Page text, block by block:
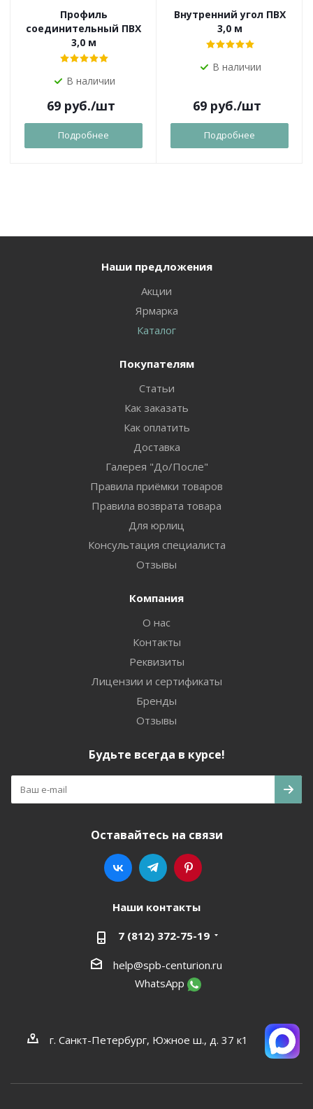
Профиль
соединительный ПВХ
3,0 м
В наличии
69 руб./шт
Подробнее
Внутренний угол ПВХ
3,0 м
В наличии
69 руб./шт
Подробнее
Наши предложения
Акции
Ярмарка
Каталог
Покупателям
Статьи
Как заказать
Как оплатить
Доставка
Галерея "До/После"
Правила приёмки товаров
Правила возврата товара
Для юрлиц
Консультация специалиста
Отзывы
Компания
О нас
Контакты
Реквизиты
Лицензии и сертификаты
Бренды
Отзывы
Будьте всегда в курсе!
Оставайтесь на связи
Наши контакты
7 (812) 372-75-19
help@spb-centurion.ru
WhatsApp
г. Санкт-Петербург, Южное ш., д. 37 к1